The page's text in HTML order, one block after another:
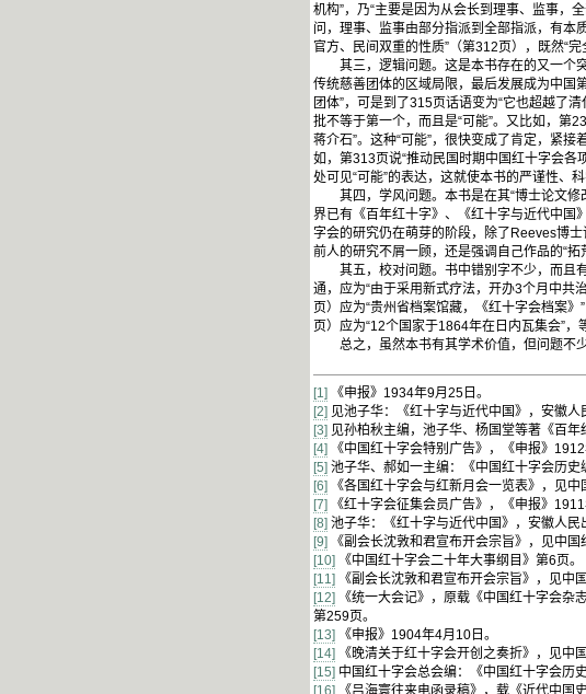
机构”，乃“主要是因为从会长到理事、监事，
问，理事、监事由部分指派到全部指派，有本
官方、民间双重的性质”（第312页），既然“完
其三，逻辑问题。这是本书存在的又一个突
传统慈善团体的区域局限，最后发展成为中国
团体”，可是到了315页话语变为“它也超越了
批不等于第一个，而且是“可能”。又比如，第
蒋介石”。这种“可能”，很快变成了肯定，紧
如，第313页说“推动民国时期中国红十字会各
处可见“可能”的表达，这就使本书的严谨性、科
其四，学风问题。本书是在其“博士论文修
界已有《百年红十字》、《红十字与近代中国
字会的研究仍在萌芽的阶段，除了Reeves博
前人的研究不屑一顾，还是强调自己作品的“
其五，校对问题。书中错别字不少，而且有
通，应为“由于采用新式疗法，开办3个月中共
页）应为“贵州省档案馆藏，《红十字会档案
页）应为“12个国家于1864年在日内瓦集会”
总之，虽然本书有其学术价值，但问题不少
[1] 《申报》1934年9月25日。
[2] 见池子华：《红十字与近代中国》，安徽人
[3] 见孙柏秋主编，池子华、杨国堂等著《百
[4] 《中国红十字会特别广告》，《申报》1912
[5] 池子华、郝如一主编：《中国红十字会历
[6] 《各国红十字会与红新月会一览表》，见
[7] 《红十字会征集会员广告》，《申报》1911
[8] 池子华：《红十字与近代中国》，安徽人民
[9] 《副会长沈敦和君宣布开会宗旨》，见中
[10] 《中国红十字会二十年大事纲目》第6页。
[11] 《副会长沈敦和君宣布开会宗旨》，见中
[12] 《统一大会记》，原载《中国红十字会杂
第259页。
[13] 《申报》1904年4月10日。
[14] 《晚清关于红十字会开创之奏折》，见中
[15] 中国红十字会总会编：《中国红十字会历
[16] 《吕海寰往来电函录稿》，载《近代中国